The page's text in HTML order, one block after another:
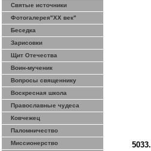
Святые источники
Фотогалерея"ХХ век"
Беседка
Зарисовки
Щит Отечества
Воин-мученик
Вопросы священнику
Воскресная школа
Православные чудеса
Ковчежец
Паломничество
Миссионерство
5033.